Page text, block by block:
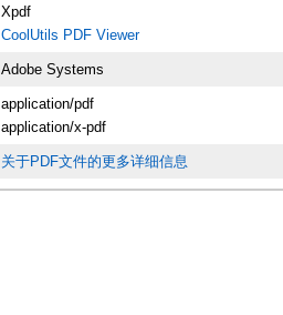
Xpdf
CoolUtils PDF Viewer
Adobe Systems
application/pdf
application/x-pdf
关于PDF文件的更多详细信息